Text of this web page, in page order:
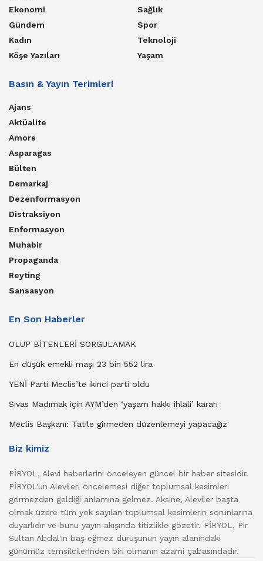
Ekonomi
Gündem
Kadın
Köşe Yazıları
Sağlık
Spor
Teknoloji
Yaşam
Basın & Yayın Terimleri
Ajans
Aktüalite
Amors
Asparagas
Bülten
Demarkaj
Dezenformasyon
Distraksiyon
Enformasyon
Muhabir
Propaganda
Reyting
Sansasyon
En Son Haberler
OLUP BİTENLERİ SORGULAMAK
En düşük emekli maşı 23 bin 552 lira
YENİ Parti Meclis’te ikinci parti oldu
Sivas Madımak için AYM’den ‘yaşam hakkı ihlali’ kararı
Meclis Başkanı: Tatile girmeden düzenlemeyi yapacağız
Biz kimiz
PİRYOL, Alevi haberlerini önceleyen güncel bir haber sitesidir.
PİRYOL'un Alevileri öncelemesi diğer toplumsal kesimleri
görmezden geldiği anlamına gelmez. Aksine, Aleviler başta
olmak üzere tüm yok sayılan toplumsal kesimlerin sorunlarına
duyarlıdır ve bunu yayın akışında titizlikle gözetir. PİRYOL, Pir
Sultan Abdal'ın baş eğmez duruşunun yayın alanındaki
günümüz temsilcilerinden biri olmanın azami çabasındadır.